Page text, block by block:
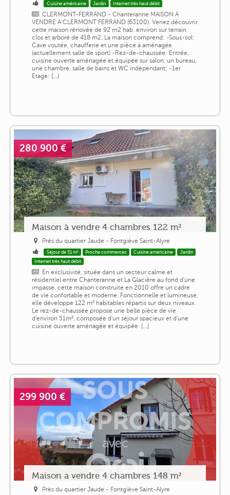
Cuisine américaine Jardin Internet très haut débit
CLERMONT-FERRAND - Chanteranne MAISON A
VENDRE A CLERMONT FERRAND (63100). Venez découvrir
cette maison rénovée de 92 m2 hab. environ sur terrain
clos et arboré de 418 m2. La maison comprend: -Sous-sol:
Cave voutée, chaufferie et une pièce à aménagée
(actuellement salle de sport) -Rez-de-chaussée: Entrée,
cuisine ouverte aménagée et équipée sur salon, un bureau,
une chambre, salle de bains et WC indépendant; -1er
Etage: [...]
280 900 €
Maison à vendre 4 chambres 122 m²
Près du quartier Jaude - Fontgiève Saint-Alyre
Séjour de 51 m² Proche commerces Cuisine américaine
Jardin
Internet très haut débit
En exclusivité, située dans un secteur calme et
résidentiel entre Chanteranne et La Glacière au fond d'une
impasse, cette maison construite en 2010 offre un cadre
de vie confortable et moderne. Fonctionnelle et lumineuse,
elle développe 122 m² habitables répartis sur deux niveaux.
Le rez-de-chaussée propose une belle pièce de vie
d'environ 51m², composée d'un séjour spacieux et d'une
cuisine ouverte aménagée et équipée. [...]
299 900 €
Maison a vendre 4 chambres 148 m²
Près du quartier Jaude - Fontgiève Saint-Alyre